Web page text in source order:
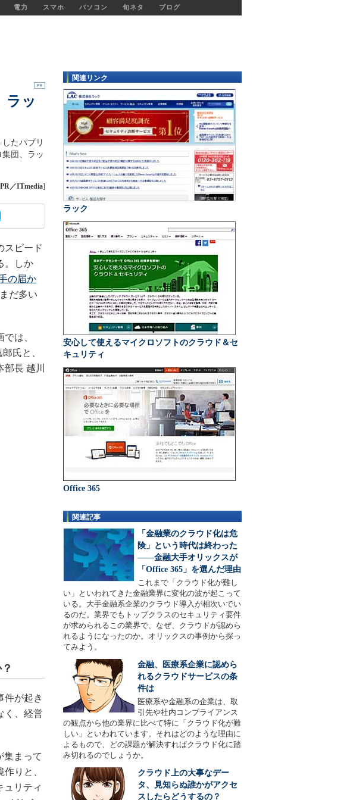
電力 スマホ パソコン 旬ネタ ブログ
ラッ
たパブリ
団、ラッ
PR／ITmedia]
スピード
。しか
の届か
だ多い
は、
氏と、
長 越川
件が起き
く、経営
集まって
りと、
ュリティ
関連リンク
ラック
安心して使えるマイクロソフトのクラウド＆セ
キュリティ
Office 365
関連記事
「金融業のクラウド化は危
険」という時代は終わった
――金融大手オリックスが
「Office 365」を選んだ理由
これまで「クラウド化が難し
い」といわれてきた金融業界に変化の波が起こって
いる。大手金融系企業のクラウド導入が相次いでい
るのだ。業界でもトップクラスのセキュリティ要件
が求められるこの業界で、なぜ、クラウドが認めら
れるようになったのか。オリックスの事例から探っ
てみよう。
金融、医療系企業に認めら
れるクラウドサービスの条
件は
医療系や金融系の企業は、取
引先や社内コンプライアンス
の観点から他の業界に比べて特に「クラウド化が難
しい」といわれています。それはどのような理由に
よるもので、どの課題が解決すればクラウド化に踏
み切れるのでしょうか。
クラウド上の大事なデー
タ、見知らぬ誰かがアクセ
スしたらどうするの？